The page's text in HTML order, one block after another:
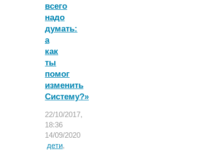
том,
как
нужно
верить
чудеса"
всего
надо
думать:
а
как
ты
помог
изменить
Систему?»
22/10/2017,
18:36
14/09/2020
дети,